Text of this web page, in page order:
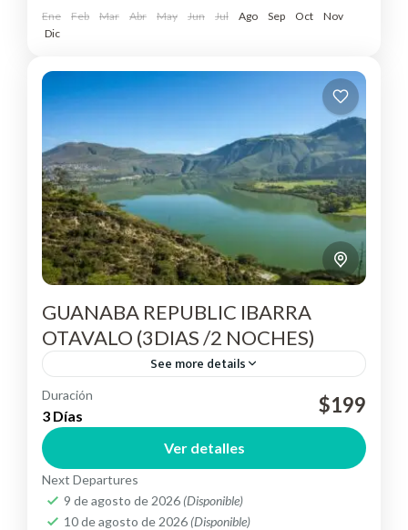
Ene Feb Mar Abr May Jun Jul Ago Sep Oct
Nov
Dic
GUANABA REPUBLIC IBARRA
OTAVALO (3DIAS /2 NOCHES)
See more details
Otavalo
Easy
Duración
3 Días $199
Ver detalles
Next Departures
9 de agosto de 2026 (Disponible)
10 de agosto de 2026 (Disponible)